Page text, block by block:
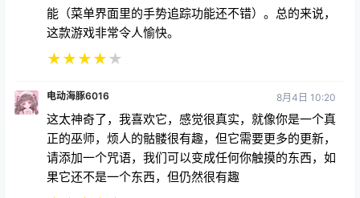
是，想想它会有多有趣。只需要使用不同的咒语，并向
其他人展示。
★★★★★
你的上帝628 14天前
我超爱这款游戏，它超级好玩，而且出乎意料。不知道
是不是只有我一个人遇到过这种情况，但我一直遇到游
戏里严重的卡顿追踪问题，而我之前一直很期待这个功
能（菜单界面里的手势追踪功能还不错）。总的来说，